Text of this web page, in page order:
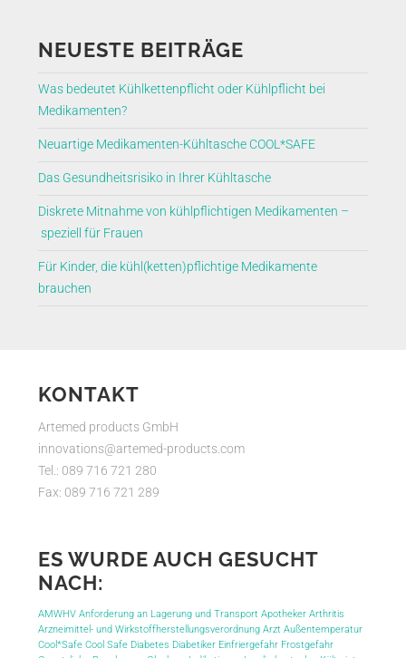
NEUESTE BEITRÄGE
Was bedeutet Kühlkettenpflicht oder Kühlpflicht bei
Medikamenten?
Neuartige Medikamenten-Kühltasche COOL*SAFE
Das Gesundheitsrisiko in Ihrer Kühltasche
Diskrete Mitnahme von kühlpflichtigen Medikamenten –
speziell für Frauen
Für Kinder, die kühl(ketten)pflichtige Medikamente
brauchen
KONTAKT
Artemed products GmbH
innovations@artemed-products.com
Tel.: 089 716 721 280
Fax: 089 716 721 289
ES WURDE AUCH GESUCHT
NACH:
AMWHV Anforderung an Lagerung und Transport Apotheker Arthritis
Arzneimittel- und Wirkstoffherstellungsverordnung Arzt Außentemperatur
Cool*Safe Cool Safe Diabetes Diabetiker Einfriergefahr Frostgefahr